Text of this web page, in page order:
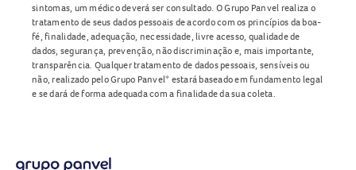
sintomas, um médico deverá ser consultado. O Grupo Panvel realiza o
tratamento de seus dados pessoais de acordo com os princípios da boa-
fé, finalidade, adequação, necessidade, livre acesso, qualidade de
dados, segurança, prevenção, não discriminação e, mais importante,
transparência. Qualquer tratamento de dados pessoais, sensíveis ou
não, realizado pelo Grupo Panvel* estará baseado em fundamento legal
e se dará de forma adequada com a finalidade da sua coleta.